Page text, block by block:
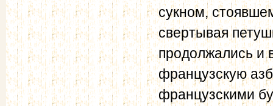
сукном,
свертывая
продолжались и
французскую
французскими